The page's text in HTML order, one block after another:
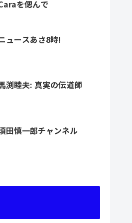
を偲んで
ュースあさ8時!
渕睦夫: 真実の伝道師
田慎一郎チャンネル